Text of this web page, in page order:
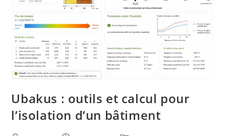
Ubakus : outils et calcul pour
l’isolation d’un bâtiment